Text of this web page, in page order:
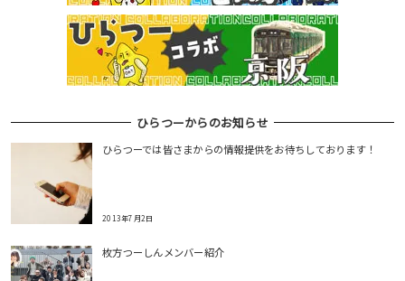
ひらつーからのお知らせ
ひらつーでは皆さまからの情報提供をお待ちしております！
2013年7月2日
枚方つーしんメンバー紹介